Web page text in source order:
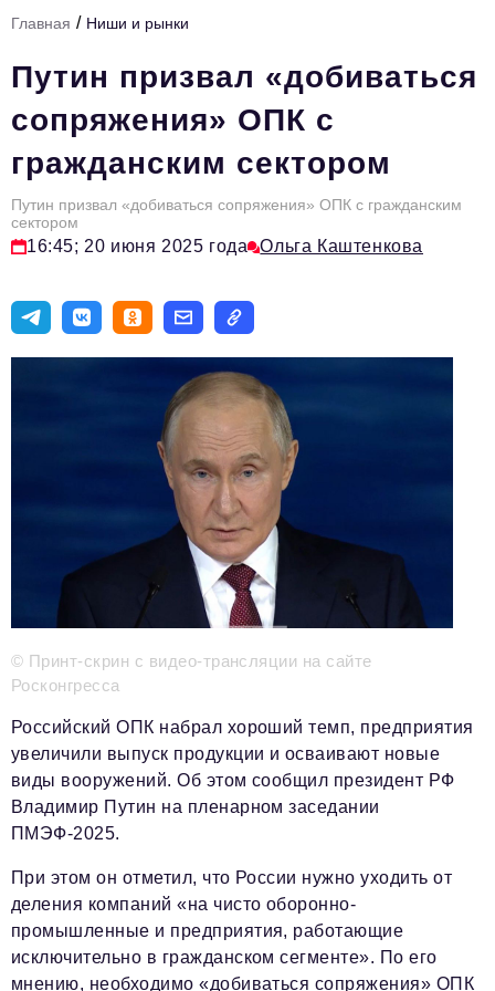
Персона номера
Юридический практикум
Стиль жизни
Туризм
ОПК
Авторские материалы
Телефон редакции:+7 495 727-01-67
Электронные почты редакции:
Информационный отдел
info@business-magazine.online
reklama@business-magazine.online
Отдел распространения/редакционная подписка
podpiska@business-magazine.online
Отдел по работе с партнерами
partner@business-magazine.online
Главная / Ниши и рынки
Путин призвал «добиваться
сопряжения» ОПК с
гражданским сектором
Путин призвал «добиваться сопряжения» ОПК с гражданским
сектором
16:45; 20 июня 2025 года Ольга Каштенкова
© Принт-скрин с видео-трансляции на сайте
Росконгресса
Российский ОПК набрал хороший темп, предприятия
увеличили выпуск продукции и осваивают новые
виды вооружений. Об этом сообщил президент РФ
Владимир Путин на пленарном заседании
ПМЭФ-2025.
При этом он отметил, что России нужно уходить от
деления компаний «на чисто оборонно-
промышленные и предприятия, работающие
исключительно в гражданском сегменте». По его
мнению, необходимо «добиваться сопряжения» ОПК